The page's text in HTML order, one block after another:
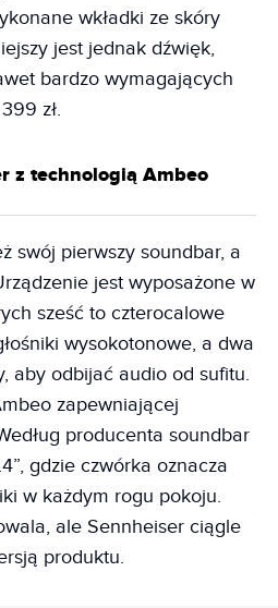
wkładki ze skóry
jest jednak dźwięk,
bardzo wymagających
zł.
z technologią Ambeo
swój pierwszy soundbar, a
jest wyposażone w
sześć to czterocalowe
wysokotonowe, a dwa
aby odbijać audio od sufitu.
zapewniającej
producenta soundbar
gdzie czwórka oznacza
w każdym rogu pokoju.
ale Sennheiser ciągle
produktu.